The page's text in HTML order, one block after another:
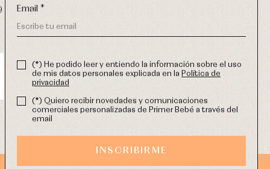
270-email:
Email *
(*) He podido leer y entiendo la información sobre el uso
de mis datos personales explicada en la Política de
privacidad
(*) Quiero recibir novedades y comunicaciones
comerciales personalizadas de Primer Bebé a través del
email
INSCRIBIRME